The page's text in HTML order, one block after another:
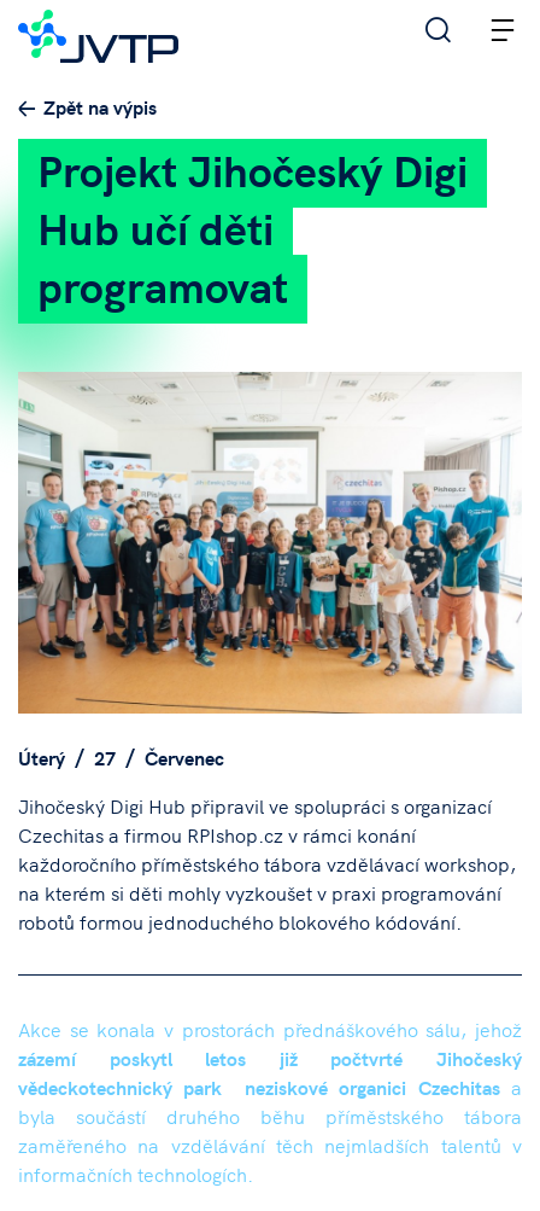
Zpět na výpis
Projekt Jihočeský Digi
Hub učí děti
programovat
Úterý 27
Červenec
Jihočeský Digi Hub připravil ve spolupráci s organizací
Czechitas a firmou RPIshop.cz v rámci konání
každoročního příměstského tábora vzdělávací workshop,
na kterém si děti mohly vyzkoušet v praxi programování
robotů formou jednoduchého blokového kódování.
Akce se konala v prostorách přednáškového sálu, jehož
zázemí poskytl letos již počtvrté Jihočeský
vědeckotechnický park neziskové organici Czechitasa
byla součástí druhého běhu příměstského tábora
zaměřeného na vzdělávání těch nejmladších talentů v
informačních technologích.